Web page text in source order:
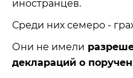
иностранцев.
Среди них семеро -
Они не имели
деклараций о